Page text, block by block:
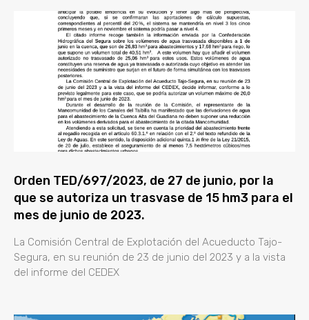
Orden TED/697/2023, de 27 de junio, por la
que se autoriza un trasvase de 15 hm3 para el
mes de junio de 2023.
La Comisión Central de Explotación del Acueducto Tajo-
Segura, en su reunión de 23 de junio del 2023 y a la vista
del informe del CEDEX